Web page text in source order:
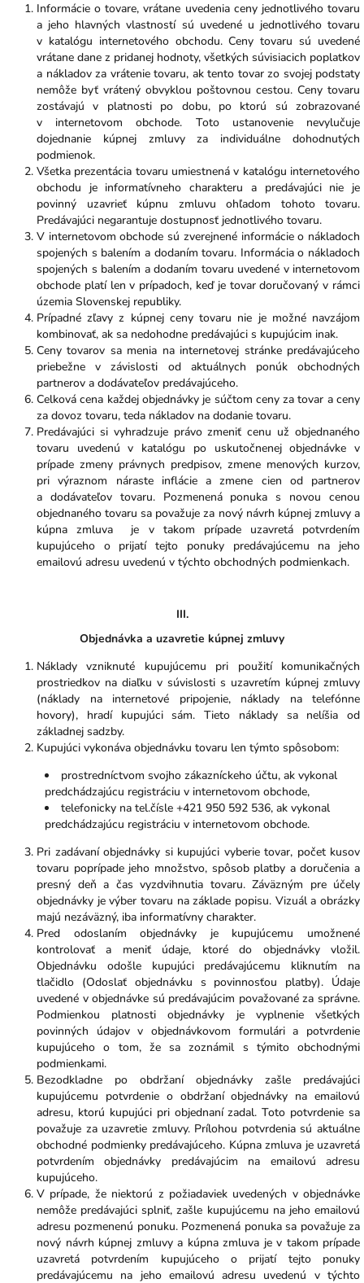
Informácie o tovare, vrátane uvedenia ceny jednotlivého tovaru
a jeho hlavných vlastností sú uvedené u jednotlivého tovaru
v katalógu internetového obchodu. Ceny tovaru sú uvedené
vrátane dane z pridanej hodnoty, všetkých súvisiacich poplatkov
a nákladov za vrátenie tovaru, ak tento tovar zo svojej podstaty
nemôže byť vrátený obvyklou poštovnou cestou. Ceny tovaru
zostávajú v platnosti po dobu, po ktorú sú zobrazované
v internetovom obchode. Toto ustanovenie nevylučuje
dojednanie kúpnej zmluvy za individuálne dohodnutých
podmienok.
Všetka prezentácia tovaru umiestnená v katalógu internetového
obchodu je informatívneho charakteru a predávajúci nie je
povinný uzavrieť kúpnu zmluvu ohľadom tohoto tovaru.
Predávajúci negarantuje dostupnosť jednotlivého tovaru.
V internetovom obchode sú zverejnené informácie o nákladoch
spojených s balením a dodaním tovaru. Informácia o nákladoch
spojených s balením a dodaním tovaru uvedené v internetovom
obchode platí len v prípadoch, keď je tovar doručovaný v rámci
územia Slovenskej republiky.
Prípadné zľavy z kúpnej ceny tovaru nie je možné navzájom
kombinovať, ak sa nedohodne predávajúci s kupujúcim inak.
Ceny tovarov sa menia na internetovej stránke predávajúceho
priebežne v závislosti od aktuálnych ponúk obchodných
partnerov a dodávateľov predávajúceho.
Celková cena každej objednávky je súčtom ceny za tovar a ceny
za dovoz tovaru, teda nákladov na dodanie tovaru.
Predávajúci si vyhradzuje právo zmeniť cenu už objednaného
tovaru uvedenú v katalógu po uskutočnenej objednávke v
prípade zmeny právnych predpisov, zmene menových kurzov,
pri výraznom náraste inflácie a zmene cien od partnerov
a dodávateľov tovaru. Pozmenená ponuka s novou cenou
objednaného tovaru sa považuje za nový návrh kúpnej zmluvy a
kúpna zmluva je v takom prípade uzavretá potvrdením
kupujúceho o prijatí tejto ponuky predávajúcemu na jeho
emailovú adresu uvedenú v týchto obchodných podmienkach.
III.
Objednávka a uzavretie kúpnej zmluvy
Náklady vzniknuté kupujúcemu pri použití komunikačných
prostriedkov na diaľku v súvislosti s uzavretím kúpnej zmluvy
(náklady na internetové pripojenie, náklady na telefónne
hovory), hradí kupujúci sám. Tieto náklady sa nelíšia od
základnej sadzby.
Kupujúci vykonáva objednávku tovaru len týmto spôsobom:
prostredníctvom svojho zákazníckeho účtu, ak vykonal
predchádzajúcu registráciu v internetovom obchode,
telefonicky na tel.čísle +421 950 592 536, ak vykonal
predchádzajúcu registráciu v internetovom obchode.
Pri zadávaní objednávky si kupujúci vyberie tovar, počet kusov
tovaru poprípade jeho množstvo, spôsob platby a doručenia a
presný deň a čas vyzdvihnutia tovaru. Záväzným pre účely
objednávky je výber tovaru na základe popisu. Vizuál a obrázky
majú nezáväzný, iba informatívny charakter.
Pred odoslaním objednávky je kupujúcemu umožnené
kontrolovať a meniť údaje, ktoré do objednávky vložil.
Objednávku odošle kupujúci predávajúcemu kliknutím na
tlačidlo (Odoslať objednávku s povinnosťou platby). Údaje
uvedené v objednávke sú predávajúcim považované za správne.
Podmienkou platnosti objednávky je vyplnenie všetkých
povinných údajov v objednávkovom formulári a potvrdenie
kupujúceho o tom, že sa zoznámil s týmito obchodnými
podmienkami.
Bezodkladne po obdržaní objednávky zašle predávajúci
kupujúcemu potvrdenie o obdržaní objednávky na emailovú
adresu, ktorú kupujúci pri objednaní zadal. Toto potvrdenie sa
považuje za uzavretie zmluvy. Prílohou potvrdenia sú aktuálne
obchodné podmienky predávajúceho. Kúpna zmluva je uzavretá
potvrdením objednávky predávajúcim na emailovú adresu
kupujúceho.
V prípade, že niektorú z požiadaviek uvedených v objednávke
nemôže predávajúci splniť, zašle kupujúcemu na jeho emailovú
adresu pozmenenú ponuku. Pozmenená ponuka sa považuje za
nový návrh kúpnej zmluvy a kúpna zmluva je v takom prípade
uzavretá potvrdením kupujúceho o prijatí tejto ponuky
predávajúcemu na jeho emailovú adresu uvedenú v týchto